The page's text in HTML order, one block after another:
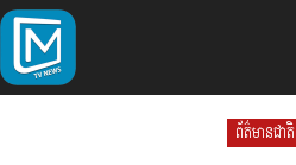
ព័ត៌មានជាតិ